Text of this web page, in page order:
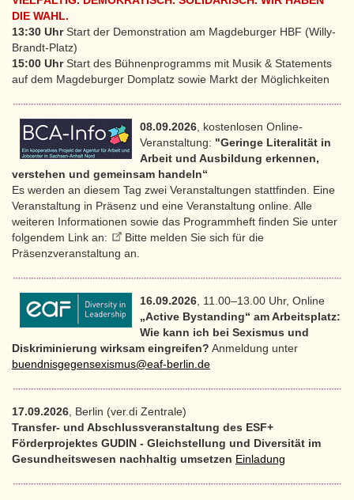
DIE WAHL.
13:30 UhrStart der Demonstration am Magdeburger HBF (Willy-
Brandt-Platz)
15:00 UhrStart des Bühnenprogramms mit Musik & Statements
auf dem Magdeburger Domplatz sowie Markt der Möglichkeiten
08.09.2026 , kostenlosen Online-
Veranstaltung: "Geringe Literalität in
Arbeit und Ausbildung erkennen,
verstehen und gemeinsam handeln“
Es werden an diesem Tag zwei Veranstaltungen stattfinden. Eine
Veranstaltung in Präsenz und eine Veranstaltung online. Alle
weiteren Informationen sowie das Programmheft finden Sie unter
folgendem Link an:
Bitte melden Sie sich für die
Präsenzveranstaltung an.
16.09.2026 , 11.00–13.00 Uhr, Online
„Active Bystanding“ am Arbeitsplatz:
Wie kann ich bei Sexismus und
Diskriminierung wirksam eingreifen? Anmeldung unter
buendnisgegensexismus@eaf-berlin.de
17.09.2026 , Berlin (ver.di Zentrale)
Transfer- und Abschlussveranstaltung des ESF+
Förderprojektes GUDIN - Gleichstellung und Diversität im
Gesundheitswesen nachhaltig umsetzen Einladung